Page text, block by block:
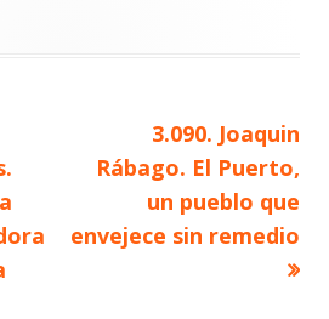
Artículo
siguiente
3.090. Joaquin
Rábago. El Puerto,
un pueblo que
envejece sin remedio